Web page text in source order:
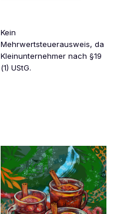
Kein
Mehrwertsteuerausweis, da
Kleinunternehmer nach §19
(1) UStG.